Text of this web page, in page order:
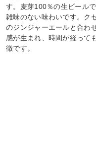
す。麦芽100％の生ビール
雑味のない味わいです。ク
のジンジャーエールと合わ
感が生まれ、時間が経って
徴です。